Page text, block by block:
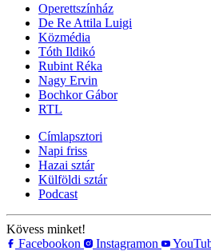
Operettszínház
De Re Attila Luigi
Közmédia
Tóth Ildikó
Rubint Réka
Nagy Ervin
Bochkor Gábor
RTL
Címlapsztori
Napi friss
Hazai sztár
Külföldi sztár
Podcast
Kövess minket!
Facebookon
Instagramon